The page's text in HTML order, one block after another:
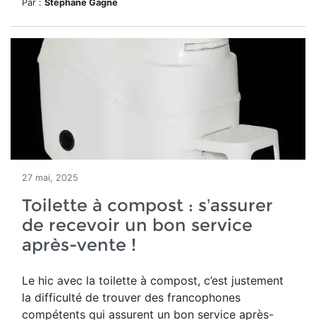
Par : Stéphane Gagné
27 mai, 2025
Toilette à compost : s’assurer
de recevoir un bon service
après-vente !
Le hic avec la toilette à compost, c’est justement
la difficulté de trouver des francophones
compétents qui assurent un bon service après-